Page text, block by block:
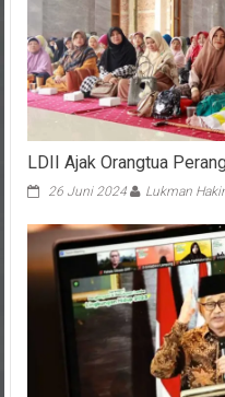
LDII Ajak Orangtua
26 Juni 2024 Lukman